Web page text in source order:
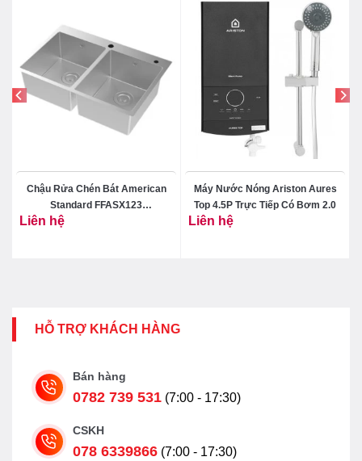
Chậu Rửa Chén Bát American
Standard FFASX123
101370MS00 Hai Hộc Inox 304
Liên hệ
Máy Nước Nóng Ariston Aures
Top 4.5P Trực Tiếp Có Bơm 2.0
Liên hệ
HỖ TRỢ KHÁCH HÀNG
Bán hàng
0782 739 531 (7:00 - 17:30)
CSKH
078 6339866 (7:00 - 17:30)